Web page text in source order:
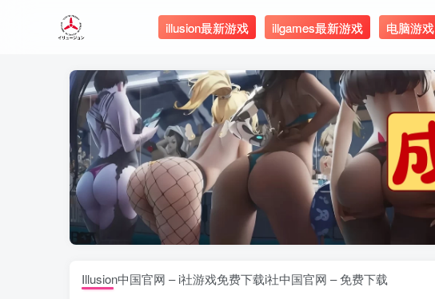
illusion最新游戏 illgames最新游戏 电脑游戏
Illusion中国官网 – i社游戏免费下载i社中国官网 – 免费下载